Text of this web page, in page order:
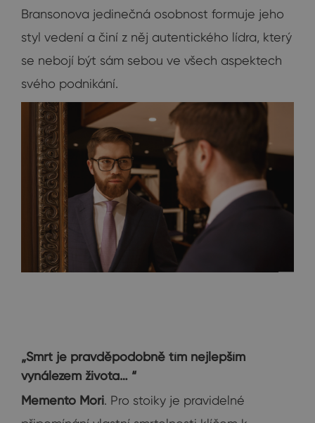
Bransonova jedinečná osobnost formuje jeho
styl vedení a činí z něj autentického lídra, který
se nebojí být sám sebou ve všech aspektech
svého podnikání.
„Smrt je pravděpodobně tím nejlepším
vynálezem života… “
Memento Mori. Pro stoiky je pravidelné